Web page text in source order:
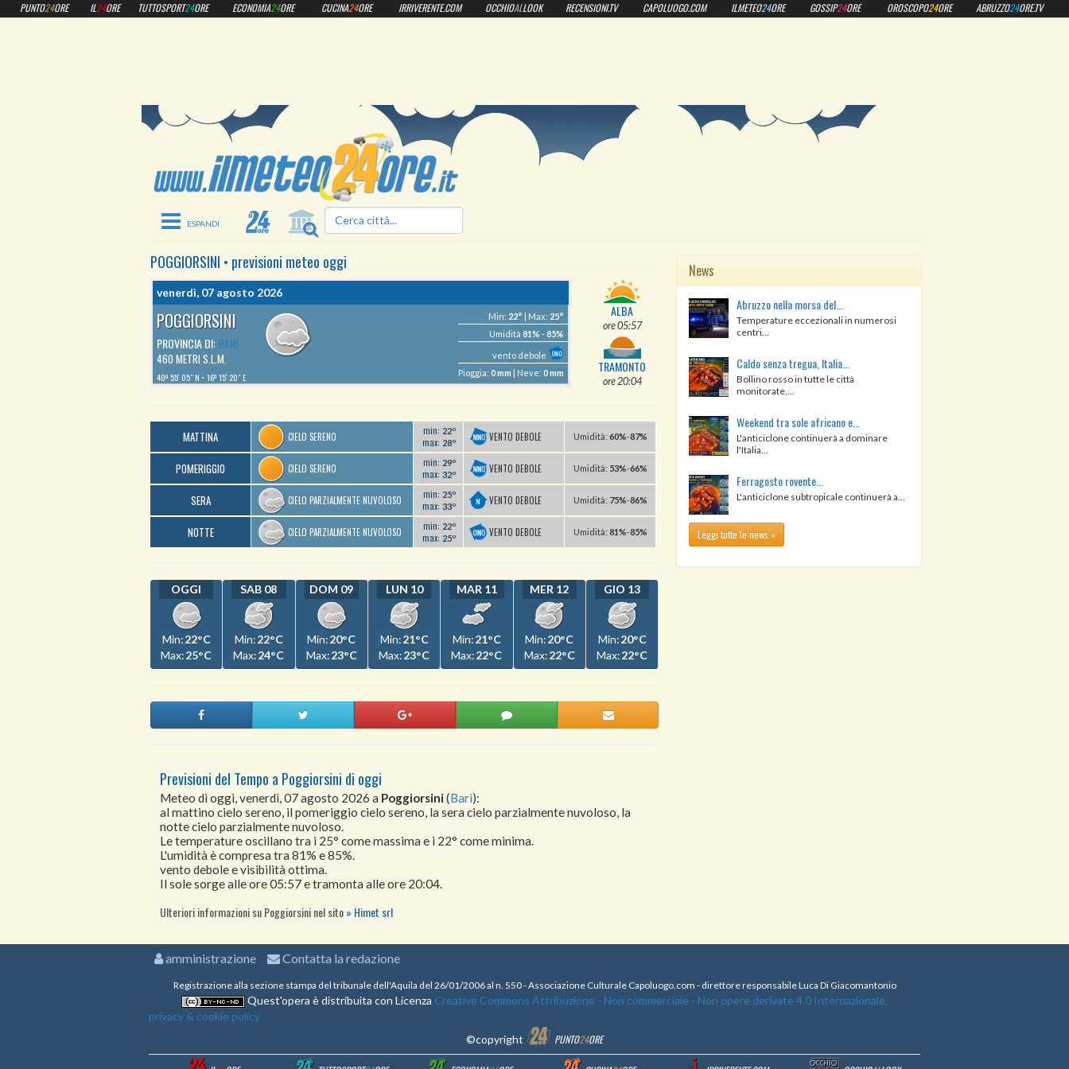
ilmeteo24ore.it
Toggle navigation
POGGIORSINI • previsioni meteo oggi
venerdì, 07 agosto 2026
POGGIORSINI
PROVINCIA DI:BARI
460 METRI S.L.M.
40º 55′ 05″ N 16º 15′ 20″ E
Min: 22° | Max: 25°
Umidità81%-85%
vento debole
Pioggia:0 mm | Neve:0 mm
ALBA
ore 05:57
TRAMONTO
ore 20:04
MATTINA CIELO SERENO min: 22º
max: 28º VENTO DEBOLE Umidità: 60%-87%
POMERIGGIO CIELO SERENO min: 29º
max: 32º VENTO DEBOLE Umidità: 53%-66%
SERA CIELO PARZIALMENTE NUVOLOSO min: 25º
max: 33º VENTO DEBOLE Umidità: 75%-86%
NOTTE CIELO PARZIALMENTE NUVOLOSO min: 22º
max: 25º VENTO DEBOLE Umidità: 81%-85%
OGGI
Min:22°C
Max:25°C
SAB 08
Min:22°C
Max:24°C
DOM 09
Min:20°C
Max:23°C
LUN 10
Min:21°C
Max:23°C
MAR 11
Min:21°C
Max:22°C
MER 12
Min:20°C
Max:22°C
GIO 13
Min:20°C
Max:22°C
Previsioni del Tempo a Poggiorsini di oggi
Meteo di oggi, venerdì, 07 agosto 2026 a Poggiorsini(Bari):
al mattino cielo sereno, il pomeriggio cielo sereno, la sera cielo parzialmente nuvoloso, la
notte cielo parzialmente nuvoloso.
Le temperature oscillano tra i 25° come massima e i 22° come minima.
L'umidità è compresa tra 81% e 85%.
vento debole e visibilità ottima.
Il sole sorge alle ore 05:57 e tramonta alle ore 20:04.
Ulteriori informazioni su Poggiorsini nel sito Himet srl
News
Abruzzo nella morsa del...
Temperature eccezionali in numerosi
centri...
Caldo senza tregua, Italia...
Bollino rosso in tutte le città
monitorate,...
Weekend tra sole africano e...
L'anticiclone continuerà a dominare
l'Italia...
Ferragosto rovente...
L'anticiclone subtropicale continuerà a...
Leggi tutte le news »
PUNTO24ORE IL24ORE TUTTOSPORT24ORE ECONOMIA24ORE CUCINA24ORE IRRIVERENTE.COM OCCHIOALLOOK RECENSIONI.TV CAPOLUOGO.COM ILMETEO24ORE GOSSIP24ORE OROSCOPO24ORE ABRUZZO24ORE.TV
amministrazione Contatta la redazione
Registrazione alla sezione stampa del tribunale dell'Aquila del 26/01/2006 al n. 550 - Associazione Culturale Capoluogo.com - direttore responsabile Luca Di Giacomantonio
Quest'opera è distribuita con Licenza Creative Commons Attribuzione - Non commerciale - Non opere derivate 4.0 Internazionale.
privacy & cookie policy
©copyright
PUNTO24ORE